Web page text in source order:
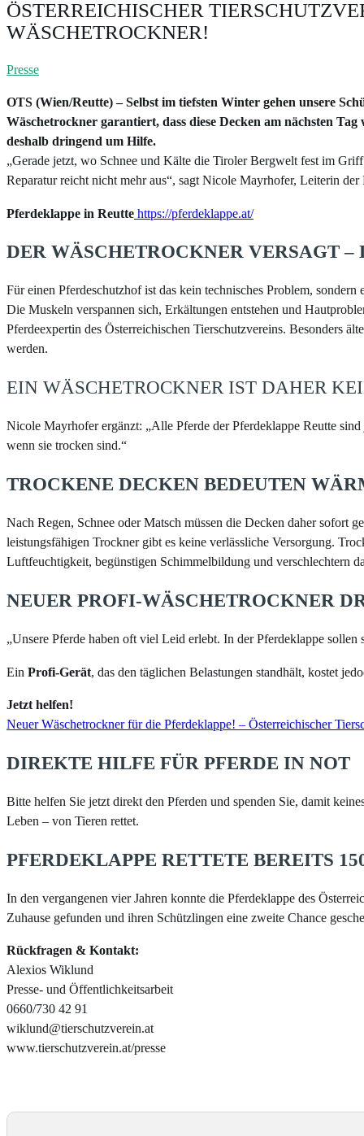
ÖSTERREICHISCHER
WÄSCHETROCKNER!
Presse
OTS (Wien/Reutte) – Selbst im tiefsten Winter gehen unsere
Wäschetrockner garantiert, dass diese Decken am nächsten
deshalb dringend um Hilfe.
„Gerade jetzt, wo Schnee und Kälte die Tiroler Bergwelt fest im
Reparatur reicht nicht mehr aus“, sagt Nicole Mayrhofer, Leiterin der
Pferdeklappe in Reutte https://pferdeklappe.at/
DER WÄSCHETROCKNER VERSAGT
Für einen Pferdeschutzhof ist das kein technisches Problem,
Die Muskeln verspannen sich, Erkältungen entstehen und
Pferdeexpertin des Österreichischen Tierschutzvereins. Besonders
werden.
EIN WÄSCHETROCKNER IST DAHER
Nicole Mayrhofer ergänzt: „Alle Pferde der Pferdeklappe Reutte
wenn sie trocken sind.“
TROCKENE DECKEN BEDEUTEN
Nach Regen, Schnee oder Matsch müssen die Decken daher sofort
leistungsfähigen Trockner gibt es keine verlässliche Versorgung.
Luftfeuchtigkeit, begünstigen Schimmelbildung und verschlechtern
NEUER PROFI-WÄSCHETROCKNER
„Unsere Pferde haben oft viel Leid erlebt. In der Pferdeklappe
Ein Profi-Gerät, das den täglichen Belastungen standhält, kostet
Jetzt helfen!
Neuer Wäschetrockner für die Pferdeklappe! – Österreichischer
DIREKTE HILFE FÜR PFERDE IN NOT
Bitte helfen Sie jetzt direkt den Pferden und spenden Sie, damit
Leben – von Tieren rettet.
PFERDEKLAPPE RETTETE BEREITS
In den vergangenen vier Jahren konnte die Pferdeklappe des
Zuhause gefunden und ihren Schützlingen eine zweite Chance
Rückfragen & Kontakt:
Alexios Wiklund
Presse- und Öffentlichkeitsarbeit
0660/730 42 91
wiklund@tierschutzverein.at
www.tierschutzverein.at/presse